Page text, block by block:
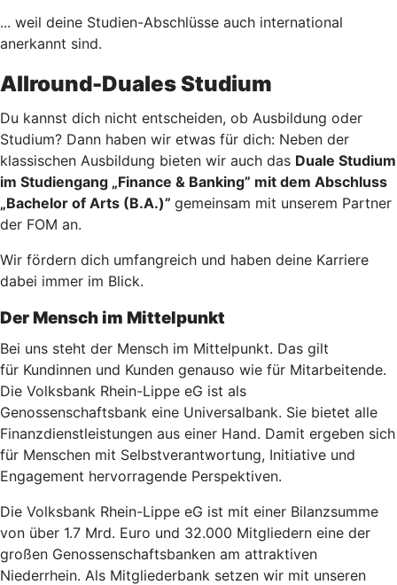
... weil deine Studien-Abschlüsse auch international
anerkannt sind.
Allround-Duales Studium
Du kannst dich nicht entscheiden, ob Ausbildung oder
Studium? Dann haben wir etwas für dich: Neben der
klassischen Ausbildung bieten wir auch das Duale Studium
im Studiengang „Finance & Banking” mit dem Abschluss
„Bachelor of Arts (B.A.)” gemeinsam mit unserem Partner
der FOM an.
Wir fördern dich umfangreich und haben deine Karriere
dabei immer im Blick.
Der Mensch im Mittelpunkt
Bei uns steht der Mensch im Mittelpunkt. Das gilt
für Kundinnen und Kunden genauso wie für Mitarbeitende.
Die Volksbank Rhein-Lippe eG ist als
Genossenschaftsbank eine Universalbank. Sie bietet alle
Finanzdienstleistungen aus einer Hand. Damit ergeben sich
für Menschen mit Selbstverantwortung, Initiative und
Engagement hervorragende Perspektiven.
Die Volksbank Rhein-Lippe eG ist mit einer Bilanzsumme
von über 1.7 Mrd. Euro und 32.000 Mitgliedern eine der
großen Genossenschaftsbanken am attraktiven
Niederrhein. Als Mitgliederbank setzen wir mit unseren